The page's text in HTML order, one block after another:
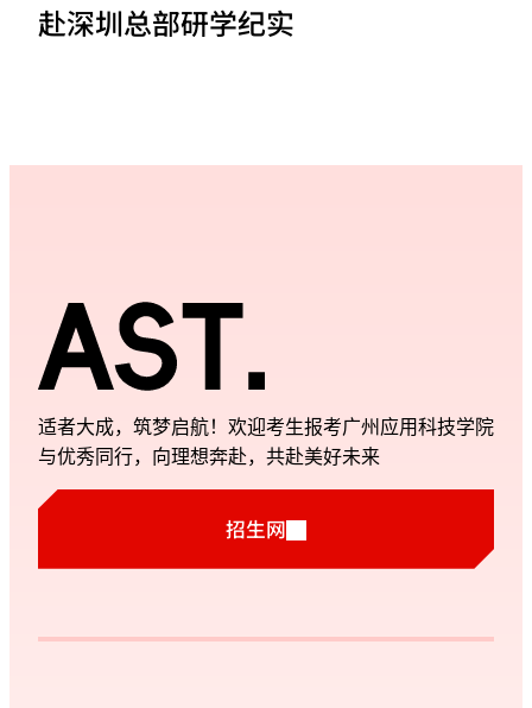
赴深圳总部研学纪实
适者大成，筑梦启航！欢迎考生报考广州应用科技学院
与优秀同行，向理想奔赴，共赴美好未来
招生网